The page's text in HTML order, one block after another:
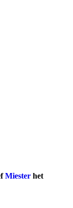
Miester het